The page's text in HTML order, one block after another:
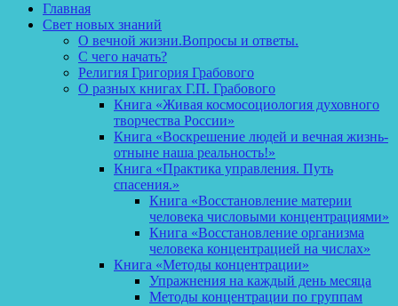
Главная
Свет новых знаний
О вечной жизни.Вопросы и ответы.
С чего начать?
Религия Григория Грабового
О разных книгах Г.П. Грабового
Книга «Живая космосоциология духовного
творчества России»
Книга «Воскрешение людей и вечная жизнь-
отныне наша реальность!»
Книга «Практика управления. Путь
спасения.»
Книга «Восстановление материи
человека числовыми концентрациями»
Книга «Восстановление организма
человека концентрацией на числах»
Книга «Методы концентрации»
Упражнения на каждый день месяца
Методы концентрации по группам